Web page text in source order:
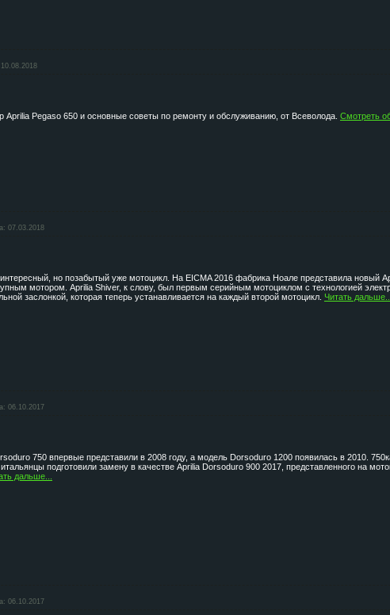
10.08.2018
Aprilia Pegaso 650 и основные советы по ремонту и обслуживанию, от Всеволода. Смотреть
07.03.2018
но позабытый уже мотоцикл. На EICMA 2016 фабрика Ноале представила новый
мотором. Aprilia Shiver, к слову, был первым серийным мотоциклом с технологией
заслонкой, которая теперь устанавливается на каждый второй мотоцикл. Читать дальше...
06.10.2017
750 впервые представили в 2008 году, а модель Dorsoduro 1200 появилась в 2010.
подготовили замену в качестве Aprilia Dorsoduro 900 2017, представленного на
дальше...
06.10.2017